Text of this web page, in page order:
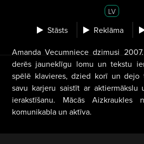
LV
Stāsts Reklāma
Amanda Vecumniece dzimusi
derēs jauneklīgu lomu un tekstu
spēlē klavieres, dzied korī un dejo
savu karjeru saistīt ar aktiermākslu
ierakstīšanu. Mācās Aizkraukles
komunikabla un aktīva.